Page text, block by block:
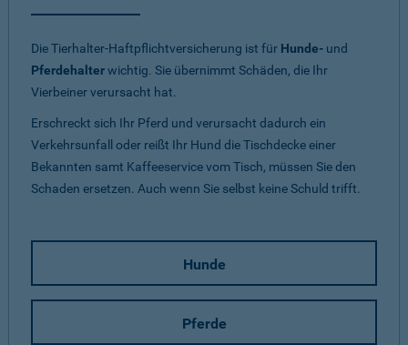
Die Tierhalter-Haftpflichtversicherung ist für Hunde- und
Pferdehalterwichtig. Sie übernimmt Schäden, die Ihr
Vierbeiner verursacht hat.
Erschreckt sich Ihr Pferd und verursacht dadurch ein
Verkehrsunfall oder reißt Ihr Hund die Tischdecke einer
Bekannten samt Kaffeeservice vom Tisch, müssen Sie den
Schaden ersetzen. Auch wenn Sie selbst keine Schuld trifft.
Hunde
Pferde